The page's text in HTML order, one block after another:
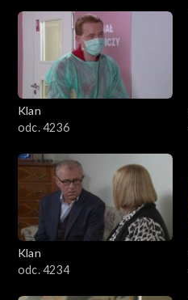
Klan
odc. 4236
Klan
odc. 4234